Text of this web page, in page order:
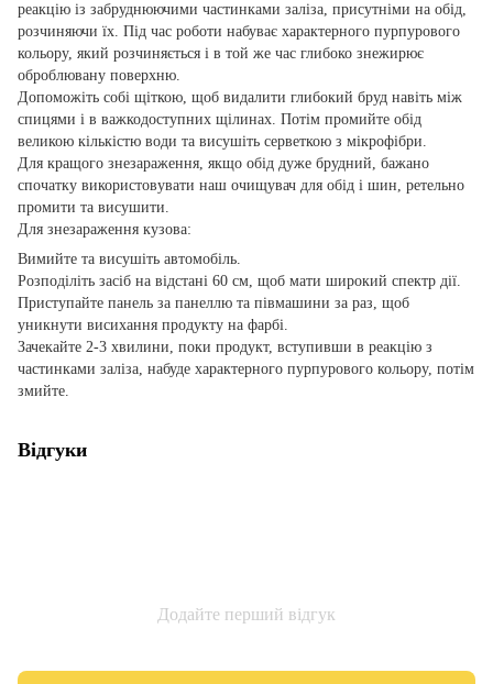
реакцію із забруднюючими частинками заліза, присутніми на обід,
розчиняючи їх. Під час роботи набуває характерного пурпурового
кольору, який розчиняється і в той же час глибоко знежирює
оброблювану поверхню.
Допоможіть собі щіткою, щоб видалити глибокий бруд навіть між
спицями і в важкодоступних щілинах. Потім промийте обід
великою кількістю води та висушіть серветкою з мікрофібри.
Для кращого знезараження, якщо обід дуже брудний, бажано
спочатку використовувати наш очищувач для обід і шин, ретельно
промити та висушити.
Для знезараження кузова:
Вимийте та висушіть автомобіль.
Розподіліть засіб на відстані 60 см, щоб мати широкий спектр дії.
Приступайте панель за панеллю та півмашини за раз, щоб
уникнути висихання продукту на фарбі.
Зачекайте 2-3 хвилини, поки продукт, вступивши в реакцію з
частинками заліза, набуде характерного пурпурового кольору, потім
змийте.
Відгуки
Додайте перший відгук